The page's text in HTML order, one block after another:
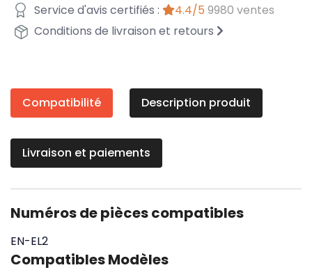
Service d'avis certifiés :
4.4/5 9980 ventes
Conditions de livraison et retours
Compatibilité Description produit
Livraison et paiements
Numéros de pièces compatibles
EN-EL2
Compatibles Modèles